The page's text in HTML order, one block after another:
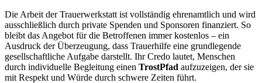
Die Arbeit der Trauerwerkstatt ist vollständig ehrenamtlich und wird
ausschließlich durch private Spenden und Sponsoren finanziert. So
bleibt das Angebot für die Betroffenen immer kostenlos – ein
Ausdruck der Überzeugung, dass Trauerhilfe eine grundlegende
gesellschaftliche Aufgabe darstellt. Ihr Credo lautet, Menschen
durch individuelle Begleitung einen TrostPfad aufzuzeigen, der sie
mit Respekt und Würde durch schwere Zeiten führt.